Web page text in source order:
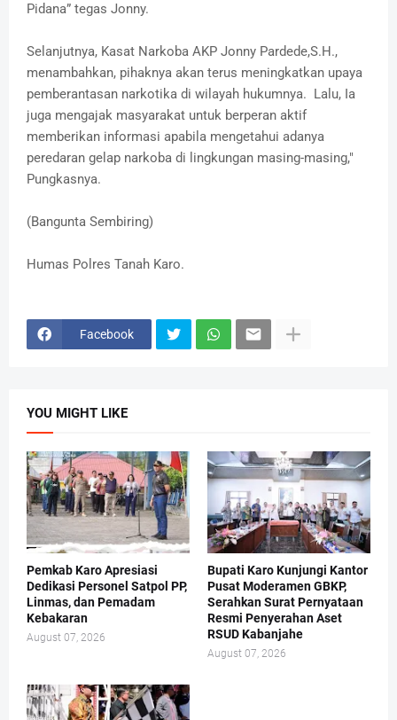
Pidana” tegas Jonny.
Selanjutnya, Kasat Narkoba AKP Jonny Pardede,S.H.,
menambahkan, pihaknya akan terus meningkatkan upaya
pemberantasan narkotika di wilayah hukumnya. Lalu, Ia
juga mengajak masyarakat untuk berperan aktif
memberikan informasi apabila mengetahui adanya
peredaran gelap narkoba di lingkungan masing-masing,"
Pungkasnya.
(Bangunta Sembiring)
Humas Polres Tanah Karo.
Facebook
YOU MIGHT LIKE
Pemkab Karo Apresiasi
Dedikasi Personel Satpol PP,
Linmas, dan Pemadam
Kebakaran
August 07, 2026
Bupati Karo Kunjungi Kantor
Pusat Moderamen GBKP,
Serahkan Surat Pernyataan
Resmi Penyerahan Aset
RSUD Kabanjahe
August 07, 2026